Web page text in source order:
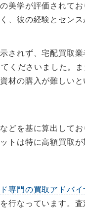
美学が評価されて
、彼の経験とセン
されず、宅配買取
くださいました。
材の購入が難しい
どを基に算出して
トは特に高額買取
専門の買取アドバイ
行なっています。